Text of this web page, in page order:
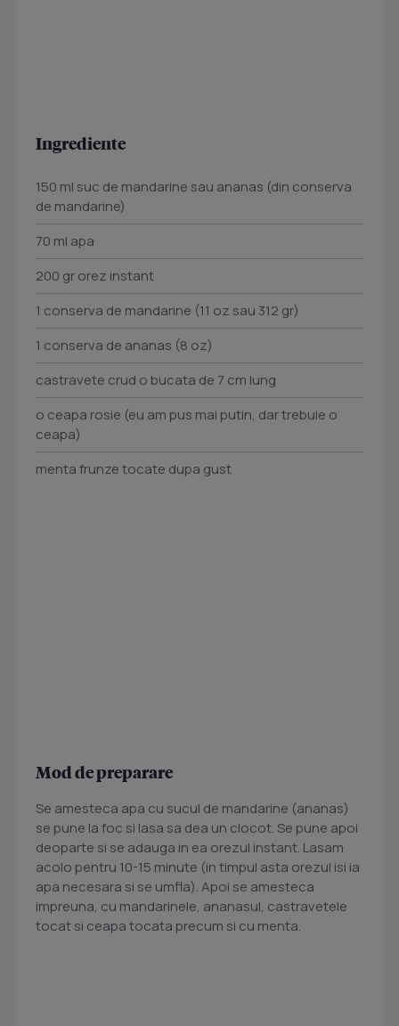
Ingrediente
150 ml suc de mandarine sau ananas (din conserva
de mandarine)
70 ml apa
200 gr orez instant
1 conserva de mandarine (11 oz sau 312 gr)
1 conserva de ananas (8 oz)
castravete crud o bucata de 7 cm lung
o ceapa rosie (eu am pus mai putin, dar trebuie o
ceapa)
menta frunze tocate dupa gust
Mod de preparare
Se amesteca apa cu sucul de mandarine (ananas)
se pune la foc si lasa sa dea un clocot. Se pune apoi
deoparte si se adauga in ea orezul instant. Lasam
acolo pentru 10-15 minute (in timpul asta orezul isi ia
apa necesara si se umfla). Apoi se amesteca
impreuna, cu mandarinele, ananasul, castravetele
tocat si ceapa tocata precum si cu menta.